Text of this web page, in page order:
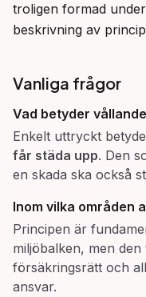
troligen formad
beskrivning av
Vanliga frågor
Vad betyder
Enkelt uttryckt
får städa upp. Den
en skada ska också
Inom vilka områden
Principen är
miljöbalken, men
försäkringsrätt och
ansvar.